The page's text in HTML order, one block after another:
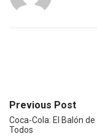
Previous Post
Coca-Cola: El Balón de
Todos